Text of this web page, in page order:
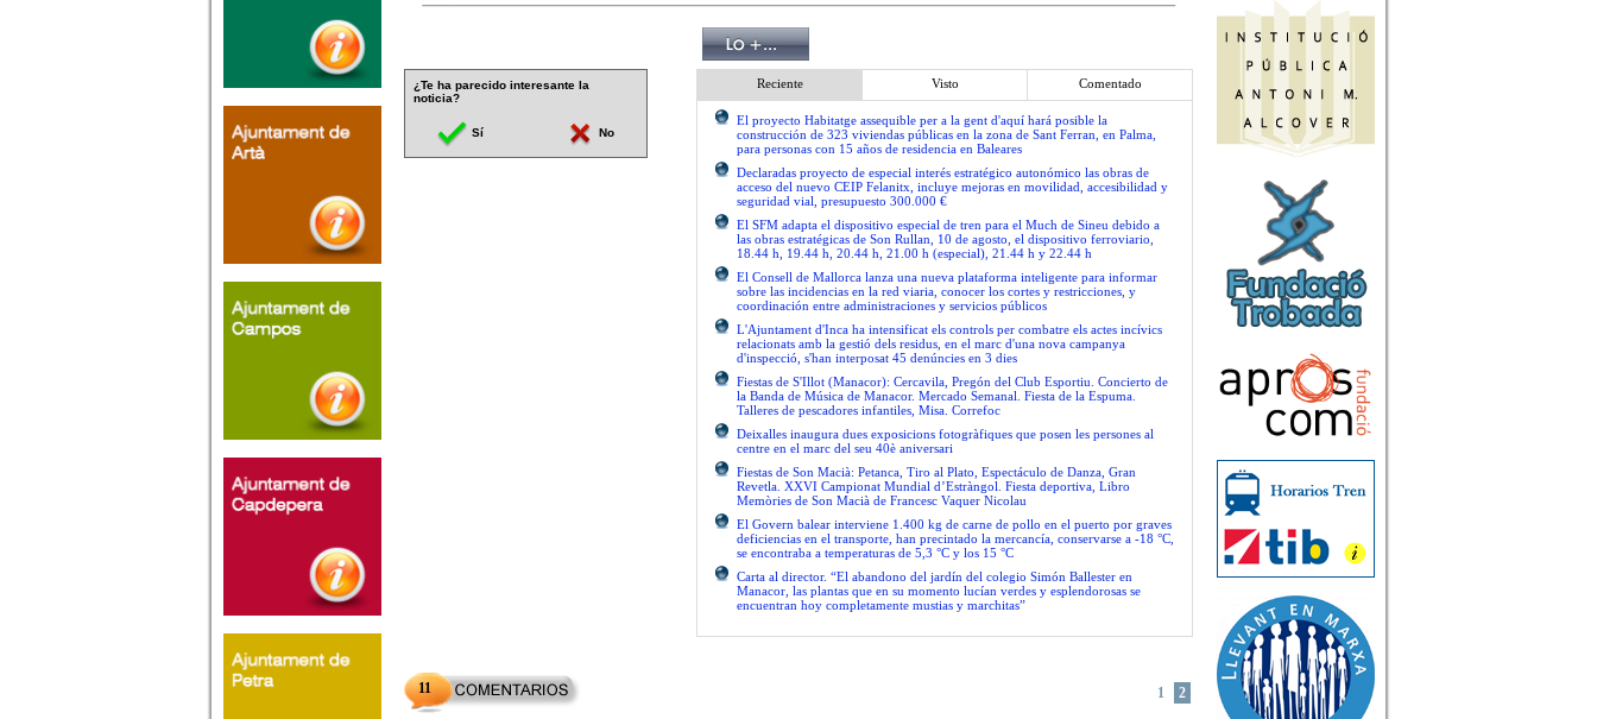
¿Te ha parecido interesante la
noticia?
Sí No
Reciente Visto Comentado
El proyecto Habitatge assequible per a la gent d'aquí hará posible la
construcción de 323 viviendas públicas en la zona de Sant Ferran, en Palma,
para personas con 15 años de residencia en Baleares
Declaradas proyecto de especial interés estratégico autonómico las obras de
acceso del nuevo CEIP Felanitx, incluye mejoras en movilidad, accesibilidad y
seguridad vial, presupuesto 300.000 €
El SFM adapta el dispositivo especial de tren para el Much de Sineu debido a
las obras estratégicas de Son Rullan, 10 de agosto, el dispositivo ferroviario,
18.44 h, 19.44 h, 20.44 h, 21.00 h (especial), 21.44 h y 22.44 h
El Consell de Mallorca lanza una nueva plataforma inteligente para informar
sobre las incidencias en la red viaria, conocer los cortes y restricciones, y
coordinación entre administraciones y servicios públicos
L'Ajuntament d'Inca ha intensificat els controls per combatre els actes incívics
relacionats amb la gestió dels residus, en el marc d'una nova campanya
d'inspecció, s'han interposat 45 denúncies en 3 dies
Fiestas de S'Illot (Manacor): Cercavila, Pregón del Club Esportiu. Concierto de
la Banda de Música de Manacor. Mercado Semanal. Fiesta de la Espuma.
Talleres de pescadores infantiles, Misa. Correfoc
Deixalles inaugura dues exposicions fotogràfiques que posen les persones al
centre en el marc del seu 40è aniversari
Fiestas de Son Macià: Petanca, Tiro al Plato, Espectáculo de Danza, Gran
Revetla. XXVI Campionat Mundial d’Estràngol. Fiesta deportiva, Libro
Memòries de Son Macià de Francesc Vaquer Nicolau
El Govern balear interviene 1.400 kg de carne de pollo en el puerto por graves
deficiencias en el transporte, han precintado la mercancía, conservarse a -18 °C,
se encontraba a temperaturas de 5,3 °C y los 15 °C
Carta al director. “El abandono del jardín del colegio Simón Ballester en
Manacor, las plantas que en su momento lucían verdes y esplendorosas se
encuentran hoy completamente mustias y marchitas”
11 1 2